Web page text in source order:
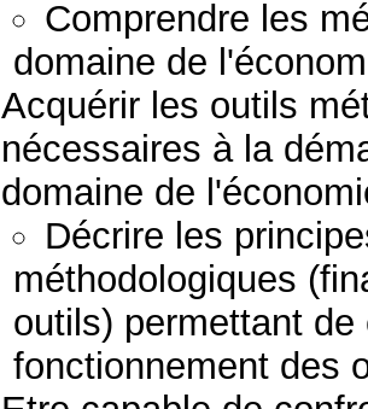
Comprendre les
domaine de
Acquérir les outils
nécessaires à la
domaine de
Décrire les
méthodologiques
outils) permettant
fonctionnement des